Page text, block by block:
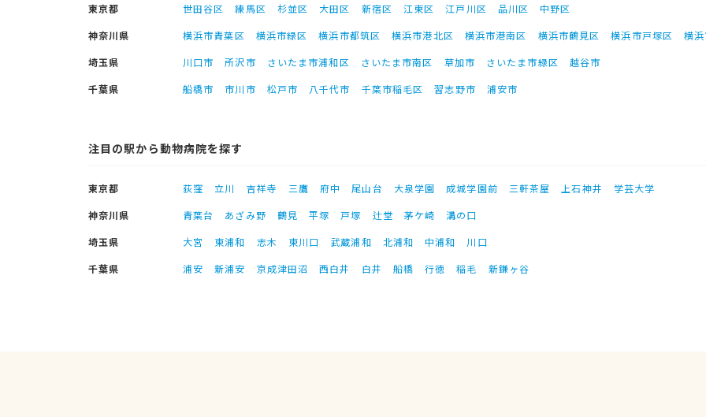
東京都 世田谷区 練馬区 杉並区 大田区 新宿区 江東区 江戸川区 品川区
中野区
神奈川県
横浜市青葉区 横浜市緑区 横浜市都筑区 横浜市港北区 横浜市港南区 横浜市鶴見区 横浜市戸塚区
横
埼玉県
川口市 所沢市 さいたま市浦和区 さいたま市南区 草加市 さいたま市緑区
越谷市
千葉県
船橋市 市川市 松戸市 八千代市 千葉市稲毛区 習志野市 浦安市
注目の駅から動物病院を探す
東京都 荻窪 立川 吉祥寺 三鷹 府中 尾山台 大泉学園 成城学園前 三軒茶屋 上石神井
学芸大学
神奈川県
青葉台 あざみ野 鶴見 平塚 戸塚 辻堂 茅ケ崎
溝の口
埼玉県
大宮 東浦和 志木 東川口 武蔵浦和 北浦和 中浦和
川口
千葉県
浦安 新浦安 京成津田沼 西白井 白井 船橋 行徳 稲毛 新鎌ヶ谷